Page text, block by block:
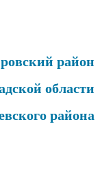
район
области
района